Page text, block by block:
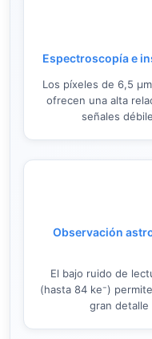
Espectroscopía e
Los píxeles de 6,5
ofrecen una alta
señales
Observación
El bajo ruido de
(hasta 84 ke⁻)
gran detalle